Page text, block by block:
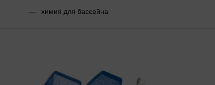
химия для бассейна